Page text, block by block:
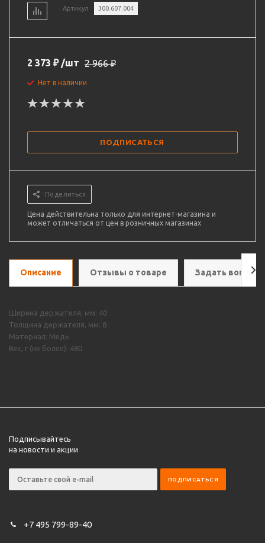
Артикул 300.607.004
2 373 ₽ /шт 2 966₽
Нет в наличии
ПОДПИСАТЬСЯ
Поделиться
Цена действительна только для интернет-магазина и
может отличаться от цен в розничных магазинах
Описание Отзывы о товаре Задать вопрос
Ширина держателя, мм: 40
Толщина держателя, мм: 8
Материал: Медь
Вес, г (не более): 480
Подписывайтесь
на новости и акции
+7 495 799-89-40